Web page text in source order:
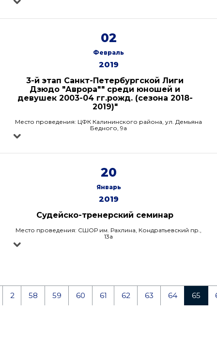
02
Февраль
2019
3-й этап Санкт-Петербургской Лиги
Дзюдо "Аврора"" среди юношей и
девушек 2003-04 гг.рожд. (сезона 2018-
2019)"
Место проведения: ЦФК Калининского района, ул. Демьяна
Бедного, 9а
20
Январь
2019
Судейско-тренерский семинар
Место проведения: СШОР им. Рахлина, Кондратьевский пр.,
13а
2 58 59 60 61 62 63 64 65